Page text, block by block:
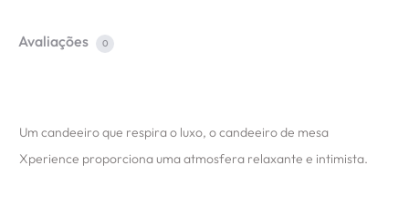
Avaliações 0
Um candeeiro que respira o luxo, o candeeiro de mesa
Xperience proporciona uma atmosfera relaxante e intimista.